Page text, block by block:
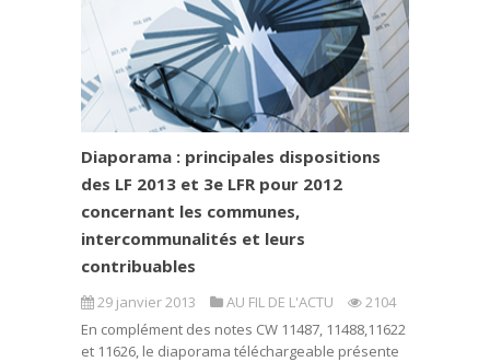
Diaporama : principales dispositions
des LF 2013 et 3e LFR pour 2012
concernant les communes,
intercommunalités et leurs
contribuables
29 janvier 2013 AU FIL DE L'ACTU
2104
En complément des notes CW 11487, 11488,11622
et 11626, le diaporama téléchargeable présente